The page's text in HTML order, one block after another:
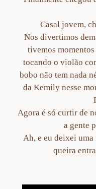
Casal jovem,
Nos divertimos
tivemos
tocando o violão
bobo não tem nada
da Kemily nesse
Agora é só curtir de
a gente
Ah, e eu deixei
queira